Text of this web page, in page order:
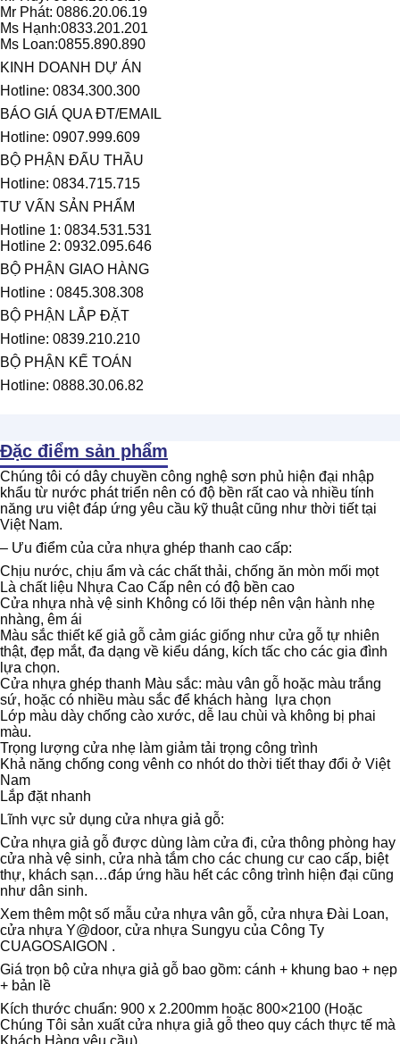
Mr Phát: 0886.20.06.19
Ms Hạnh:0833.201.201
Ms Loan:0855.890.890
KINH DOANH DỰ ÁN
Hotline: 0834.300.300
BÁO GIÁ QUA ĐT/EMAIL
Hotline: 0907.999.609
BỘ PHẬN ĐẤU THẦU
Hotline: 0834.715.715
TƯ VẤN SẢN PHẨM
Hotline 1: 0834.531.531
Hotline 2: 0932.095.646
BỘ PHẬN GIAO HÀNG
Hotline : 0845.308.308
BỘ PHẬN LẮP ĐẶT
Hotline: 0839.210.210
BỘ PHẬN KẾ TOÁN
Hotline: 0888.30.06.82
Đặc điểm sản phẩm
Chúng tôi có dây chuyền công nghệ sơn phủ hiện đại nhập
khẩu từ nước phát triển nên có độ bền rất cao và nhiều tính
năng ưu việt đáp ứng yêu cầu kỹ thuật cũng như thời tiết tại
Việt Nam.
– Ưu điểm của cửa nhựa ghép thanh cao cấp:
Chịu nước, chịu ẩm và các chất thải, chống ăn mòn mối mọt
Là chất liệu Nhựa Cao Cấp nên có độ bền cao
Cửa nhựa nhà vệ sinh Không có lõi thép nên vận hành nhẹ
nhàng, êm ái
Màu sắc thiết kế giả gỗ cảm giác giống như cửa gỗ tự nhiên
thật, đẹp mắt, đa dạng về kiểu dáng, kích tấc cho các gia đình
lựa chọn.
Cửa nhựa ghép thanh Màu sắc: màu vân gỗ hoặc màu trắng
sứ, hoặc có nhiều màu sắc để khách hàng lựa chọn
Lớp màu dày chống cào xước, dễ lau chùi và không bị phai
màu.
Trọng lượng cửa nhẹ làm giảm tải trọng công trình
Khả năng chống cong vênh co nhót do thời tiết thay đổi ở Việt
Nam
Lắp đặt nhanh
Lĩnh vực sử dụng cửa nhựa giả gỗ:
Cửa nhựa giả gỗ được dùng làm cửa đi, cửa thông phòng hay
cửa nhà vệ sinh, cửa nhà tắm cho các chung cư cao cấp, biệt
thự, khách sạn…đáp ứng hầu hết các công trình hiện đại cũng
như dân sinh.
Xem thêm một số mẫu cửa nhựa vân gỗ, cửa nhựa Đài Loan,
cửa nhựa Y@door, cửa nhựa Sungyu của Công Ty
CUAGOSAIGON .
Giá trọn bộ cửa nhựa giả gỗ bao gồm: cánh + khung bao + nẹp
+ bản lề
Kích thước chuẩn: 900 x 2.200mm hoặc 800×2100 (Hoặc
Chúng Tôi sản xuất cửa nhựa giả gỗ theo quy cách thực tế mà
Khách Hàng yêu cầu).